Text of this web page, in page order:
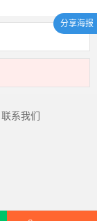
联系我们
分享海报